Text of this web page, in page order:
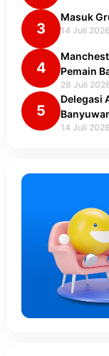
3
Masuk
14 Juli 2026
4
Pemain
28 Juli
5
Delegasi
14 Juli 2026